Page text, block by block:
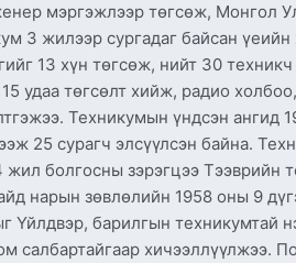
мэргэжлээр төгсөж, Монгол
3 жилээр сургадаг байсан үеийн
13 хүн төгсөж, нийт 30 техникч
удаа төгсөлт хийж, радио
Техникумын үндсэн ангид
25 сурагч элсүүлсэн байна.
болгосны зэрэгцээ Тээврийн
нарын зөвлөлийн 1958 оны 9
Үйлдвэр, барилгын техникумтай
салбартайгаар хичээллүүлжээ.